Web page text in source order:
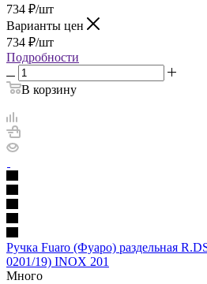
734 ₽/шт
Варианты цен
734 ₽/шт
Подробности
В корзину
Ручка Fuaro (Фуаро) раздельная
0201/19) INOX 201
Много